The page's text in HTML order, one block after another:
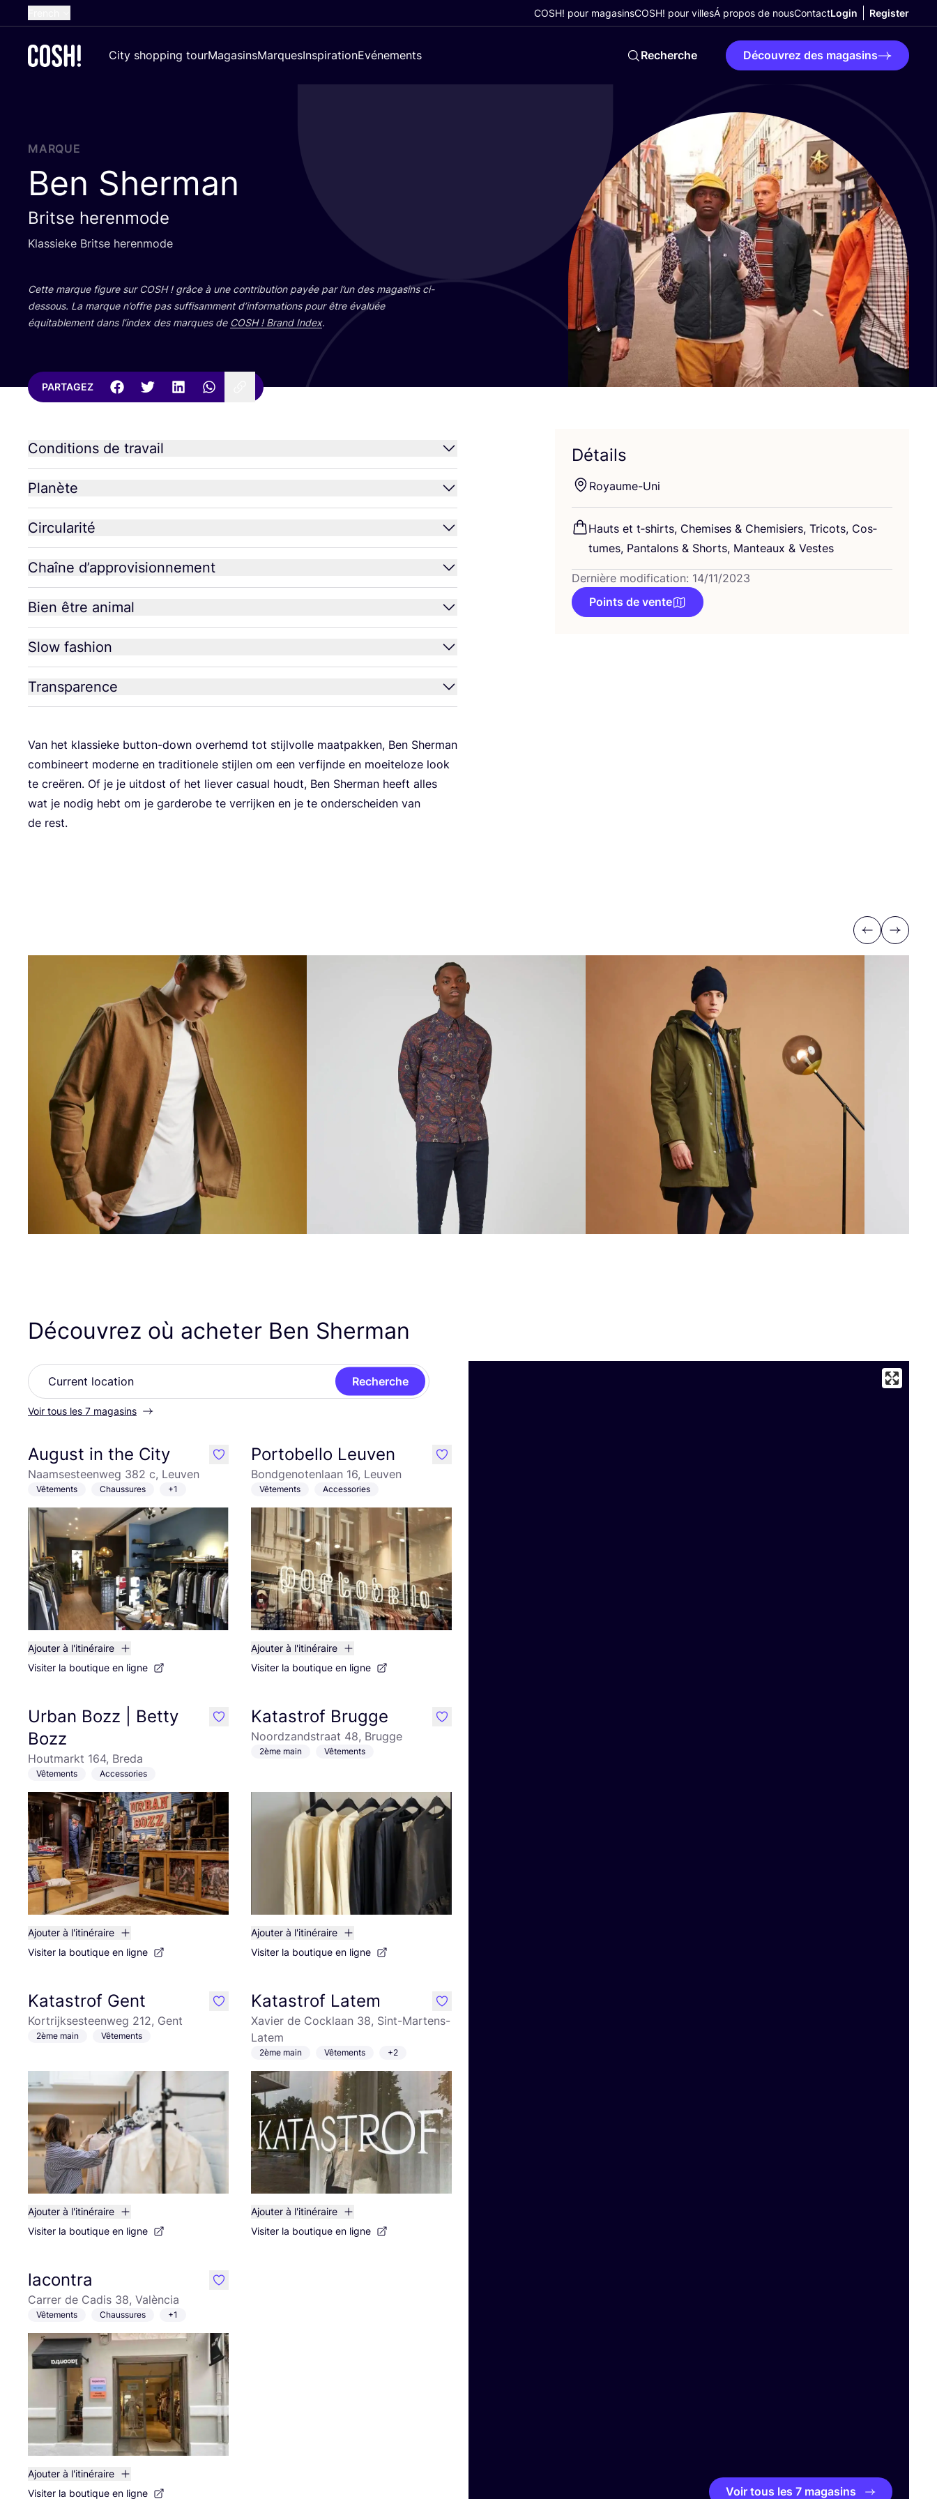
Dutch
Croatian
COSH! pour magasinsCOSH! pour villesÁ propos de nousContactLogin Register
City shopping tourMagasinsMarquesInspirationEvénements Recherche Découvrez des magasins
MARQUE
Ben Sherman
Britse herenmode
Klas­sieke Britse herenmode
Cette marque figure sur COSH! grâce à une contri­bu­tion payée par l’un des maga­sins ci-
des­sous. La marque n’offre pas suf­fi­sam­ment d’in­for­ma­tions pour être éva­luée
équi­ta­ble­ment dans l’in­dex des marques de COSH! Brand Index.
PARTAGEZ
Conditions de travail
Planète
Circularité
Chaîne d’approvisionnement
Bien être animal
Slow fashion
Transparence
Van het klas­sieke but­ton-down ove­rhemd tot sti­jl­volle maat­pak­ken, Ben Sher­man
com­bi­neert moderne en tra­di­tio­nele sti­j­len om een ver­fi­jnde en moei­te­loze look
te creë­ren. Of je je uit­dost of het lie­ver casual houdt, Ben Sher­man heeft alles
wat je nodig hebt om je gar­de­robe te ver­rij­ken en je te onder­schei­den van
de rest.
Détails
Royaume-Uni
Hauts et t‑shirts, Che­mises & Che­mi­siers, Tri­cots, Cos­
tumes, Pan­ta­lons & Shorts, Man­teaux & Vestes
Dernière modification: 14/11/2023
Points de vente
Previous
Next
Découvrez où acheter Ben Sherman
Recherche
Voir tous les 7 magasins
August in the City
Naamsesteenweg 382 c, Leuven
Vêtements Chaussures +1
Ajouter à l'itinéraire
Visiter la boutique en ligne
like Portobello Leuven
Bondgenotenlaan 16, Leuven
Vêtements Accessories
Ajouter à l'itinéraire
Visiter la boutique en ligne
like
Urban Bozz | Betty
Bozz
Houtmarkt 164, Breda
Vêtements Accessories
Ajouter à l'itinéraire
Visiter la boutique en ligne
like Katastrof Brugge
Noordzandstraat 48, Brugge
2ème main Vêtements
Ajouter à l'itinéraire
Visiter la boutique en ligne
like
Katastrof Gent
Kortrijksesteenweg 212, Gent
2ème main Vêtements
Ajouter à l'itinéraire
Visiter la boutique en ligne
like Katastrof Latem
Xavier de Cocklaan 38, Sint-Martens-
Latem
2ème main Vêtements +2
Ajouter à l'itinéraire
Visiter la boutique en ligne
like
lacontra
Carrer de Cadis 38, València
Vêtements Chaussures +1
Ajouter à l'itinéraire
Visiter la boutique en ligne
like
Voir tous les 7 magasins